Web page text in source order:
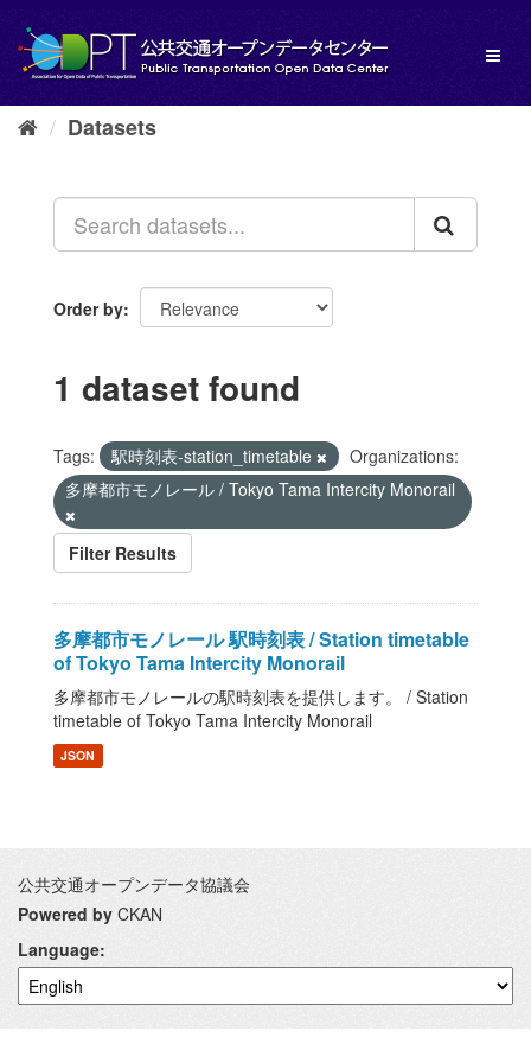
content
Datasets
Order by
1 dataset found
Tags: 駅時刻表-station_timetable
Organizations:
多摩都市モノレール / Tokyo Tama Intercity Monorail
Filter Results
多摩都市モノレール 駅時刻表 / Station timetable
of Tokyo Tama Intercity Monorail
多摩都市モノレールの駅時刻表を提供します。 / Station
timetable of Tokyo Tama Intercity Monorail
JSON
公共交通オープンデータ協議会
Powered by CKAN
Language